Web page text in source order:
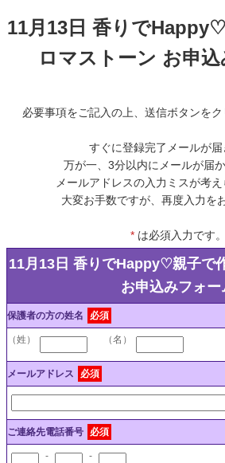
11月13日 香りで
ロマストーン お申
必要事項をご記入の上、送信ボタンをク
すぐに登録完了メールが届
万が一、3分以内にメールが届か
メールアドレスの入力ミスが考え
大変お手数ですが、再度入力を
*は必須入力です。
11月13日 香りでHappy♡親子で
お申込みフォー
保護者の方の姓名 必須
（姓） （名）
メールアドレス 必須
ご連絡先電話番号 必須
- -